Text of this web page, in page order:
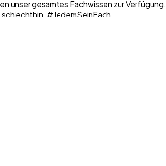
gesamtes Fachwissen zur
schlechthin. #JedemSeinFach